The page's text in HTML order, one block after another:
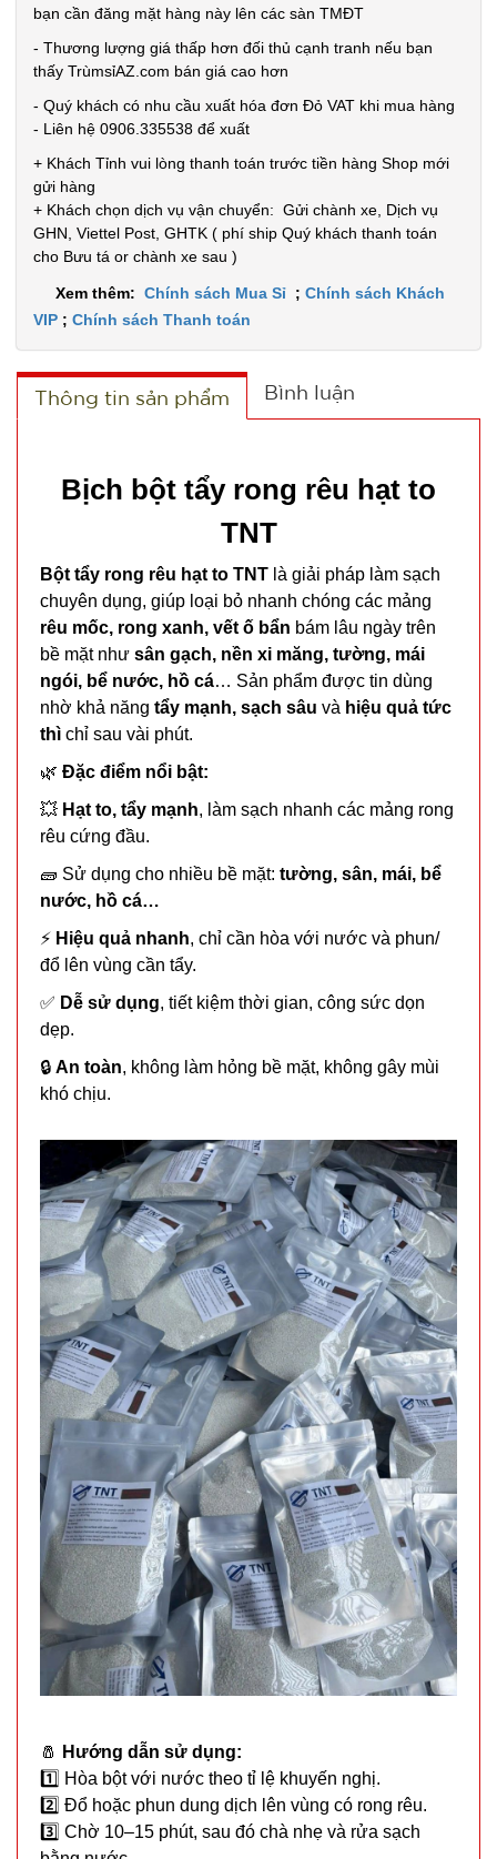
bạn cần đăng mặt hàng này lên các sàn TMĐT
- Thương lượng giá thấp hơn đối thủ cạnh tranh nếu bạn
thấy TrùmsỉAZ.com bán giá cao hơn
- Quý khách có nhu cầu xuất hóa đơn Đỏ VAT khi mua hàng
- Liên hệ 0906.335538 để xuất
+ Khách Tỉnh vui lòng thanh toán trước tiền hàng Shop mới
gửi hàng
+ Khách chọn dịch vụ vận chuyển: Gửi chành xe, Dịch vụ
GHN, Viettel Post, GHTK ( phí ship Quý khách thanh toán
cho Bưu tá or chành xe sau )
Xem thêm: Chính sách Mua Sỉ ; Chính sách Khách
VIP ; Chính sách Thanh toán
Thông tin sản phẩm Bình luận
Bịch bột tẩy rong rêu hạt to
TNT
Bột tẩy rong rêu hạt to TNT là giải pháp làm sạch
chuyên dụng, giúp loại bỏ nhanh chóng các mảng
rêu mốc, rong xanh, vết ố bẩn bám lâu ngày trên
bề mặt như sân gạch, nền xi măng, tường, mái
ngói, bể nước, hồ cá… Sản phẩm được tin dùng
nhờ khả năng tẩy mạnh, sạch sâu và hiệu quả tức
thì chỉ sau vài phút.
🌿 Đặc điểm nổi bật:
💥 Hạt to, tẩy mạnh, làm sạch nhanh các mảng rong
rêu cứng đầu.
🧱 Sử dụng cho nhiều bề mặt: tường, sân, mái, bể
nước, hồ cá…
⚡ Hiệu quả nhanh, chỉ cần hòa với nước và phun/
đổ lên vùng cần tẩy.
✅ Dễ sử dụng, tiết kiệm thời gian, công sức dọn
dẹp.
🔒 An toàn, không làm hỏng bề mặt, không gây mùi
khó chịu.
🧂
Hướng dẫn sử dụng:
1️⃣ Hòa bột với nước theo tỉ lệ khuyến nghị.
2️⃣ Đổ hoặc phun dung dịch lên vùng có rong rêu.
3️⃣ Chờ 10–15 phút, sau đó chà nhẹ và rửa sạch
tay tốc độ
cao Quạt
Turbo Quạt
Mini N68 (
T100 )
SP:
004995
CÒN HÀNG
Test ,
Băng keo
chống
thấm siêu
dính X2000
- BẢN 5CM
màu vàng
Nhật Bản (
T36 )
MÃ
SP:
004739
GIÁ:
20.000 đ
TÌNH
TRẠNG:
CÒN HÀNG
Bảo
hành:
Test ,
Cân nặng :
0.3kg
Đặt
hàng
Chuông
báo động